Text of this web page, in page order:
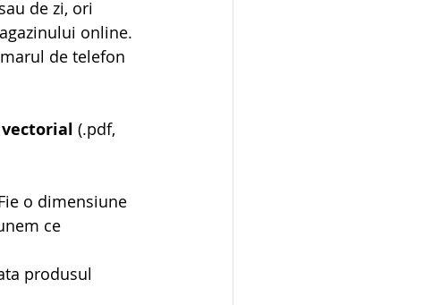
de zi, ori
online.
de telefon
(.pdf,
o dimensiune
ce
produsul